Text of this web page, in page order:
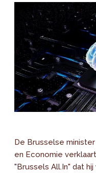
De Brusselse
en Economie
"Brussels All.In" dat